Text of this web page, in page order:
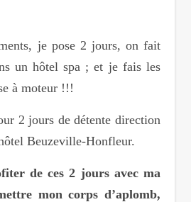
je pose 2 jours, on fait
un hôtel spa ; et je fais les
à moteur !!!
2 jours de détente direction
Beuzeville-Honfleur.
de ces 2 jours avec ma
mon corps d’aplomb,